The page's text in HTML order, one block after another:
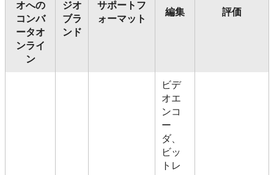
オへの
コンバ
ータオ
ンライ
ン
ジオ
ブラ
ンド
サポートフ
ォーマット
編集 評価
ビデ
オエ
ンコ
ー
ダ、
ビッ
トレ